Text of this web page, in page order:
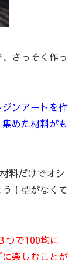
さっそく作っ
ンアートを作
めた材料がも
料だけでオシ
！型がなくて
つで100均に
楽しむことが